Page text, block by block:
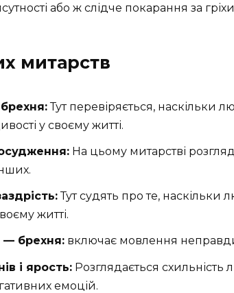
або ж слідче покарання за
митарств
Тут перевіряється, наскільки
у своєму житті.
На цьому митарстві
Тут судять про те, наскільки
житті.
— брехня: включає мовлення
і ярость: Розглядається
емоцій.